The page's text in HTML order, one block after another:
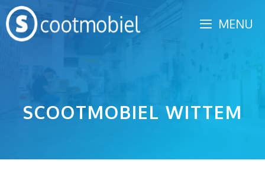
Spring
naar
inhoud
MENU
SCOOTMOBIEL WITTEM